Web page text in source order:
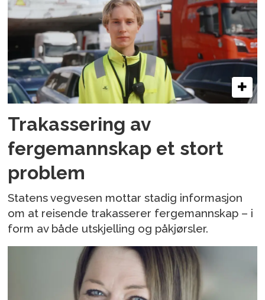
Trakassering av
fergemannskap et stort
problem
Statens vegvesen mottar stadig informasjon
om at reisende trakasserer fergemannskap – i
form av både utskjelling og påkjørsler.